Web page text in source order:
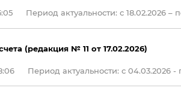
Период актуальности: с 18.02.2026 –
(редакция № 11 от 17.02.2026)
Период актуальности: с 04.03.2026 -